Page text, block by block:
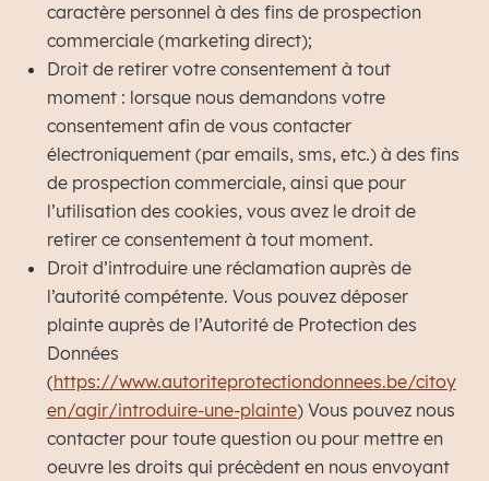
caractère personnel à des fins de prospection
commerciale (marketing direct);
Droit de retirer votre consentement à tout
moment : lorsque nous demandons votre
consentement afin de vous contacter
électroniquement (par emails, sms, etc.) à des fins
de prospection commerciale, ainsi que pour
l’utilisation des cookies, vous avez le droit de
retirer ce consentement à tout moment.
Droit d’introduire une réclamation auprès de
l’autorité compétente. Vous pouvez déposer
plainte auprès de l’Autorité de Protection des
Données
(https://www.autoriteprotectiondonnees.be/citoy
en/agir/introduire-une-plainte) Vous pouvez nous
contacter pour toute question ou pour mettre en
oeuvre les droits qui précèdent en nous envoyant